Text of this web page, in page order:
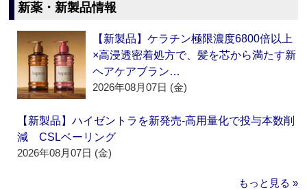
新薬・新製品情報
【新製品】ケラチン極限濃度6800倍以上
×高浸透密着処方で、髪を芯から満たす新
ヘアケアブラン…
2026年08月07日 (金)
【新製品】ハイゼントラを新発売‐高用量化で投与本数削
減 CSLベーリング
2026年08月07日 (金)
もっと見る »